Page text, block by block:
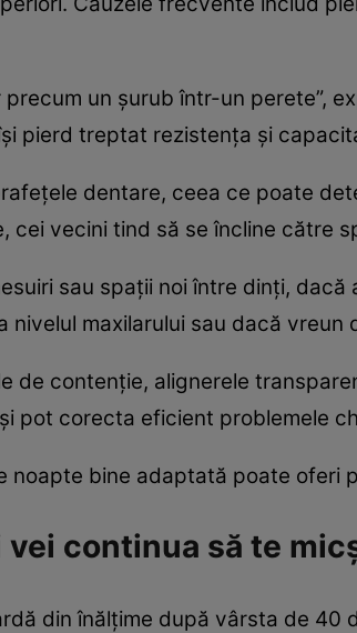
un șurub într-un perete”,
pierd treptat rezistența și
dentare, ceea ce poate
cei vecini tind să se încline către
sau spații noi între dinți,
maxilarului sau dacă vreun
de contenție, alignerele
pot corecta eficient problemele
noapte bine adaptată poate oferi
continua să te
din înălțime după vârsta de 40